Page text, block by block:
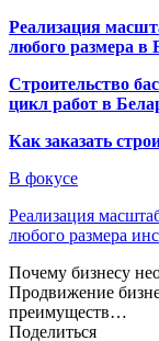
Реализация
любого размера в
Строительство
цикл работ в
Как заказать
В фокусе
Реализация
любого размера
Почему бизнесу
Продвижение
преимуществ…
Поделиться